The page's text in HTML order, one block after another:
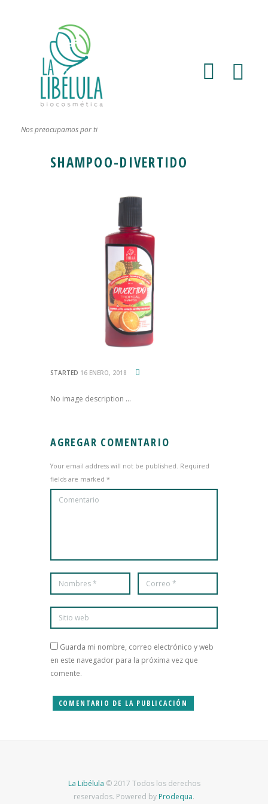
Nos preocupamos por ti
SHAMPOO-DIVERTIDO
STARTED 16 ENERO, 2018
No image description ...
AGREGAR COMENTARIO
Your email address will not be published. Required
fields are marked *
Guarda mi nombre, correo electrónico y web
en este navegador para la próxima vez que
comente.
La Libélula © 2017 Todos los derechos
reservados. Powered by Prodequa.